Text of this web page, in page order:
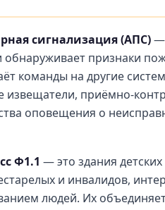
сигнализация (АПС)—
обнаруживает признаки
команды на другие
извещатели, приёмно-
оповещения о
Ф1.1 — это здания
и инвалидов,
людей. Их